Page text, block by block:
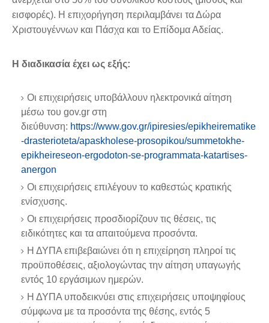
εισφορές). Η επιχορήγηση περιλαμβάνει τα Δώρα
Χριστουγέννων και Πάσχα και το Επίδομα Αδείας.
Η διαδικασία έχει ως εξής:
Οι επιχειρήσεις υποβάλλουν ηλεκτρονικά αίτηση
μέσω του gov.gr στη
διεύθυνση: https://www.gov.gr/ipiresies/epikheirematike
-drasterioteta/apaskholese-prosopikou/summetokhe-
epikheireseon-ergodoton-se-programmata-katartises-
anergon
Οι επιχειρήσεις επιλέγουν το καθεστώς κρατικής
ενίσχυσης.
Οι επιχειρήσεις προσδιορίζουν τις θέσεις, τις
ειδικότητες και τα απαιτούμενα προσόντα.
Η ΔΥΠΑ επιβεβαιώνει ότι η επιχείρηση πληροί τις
προϋποθέσεις, αξιολογώντας την αίτηση υπαγωγής
εντός 10 εργάσιμων ημερών.
Η ΔΥΠΑ υποδεικνύει στις επιχειρήσεις υποψηφίους
σύμφωνα με τα προσόντα της θέσης, εντός 5